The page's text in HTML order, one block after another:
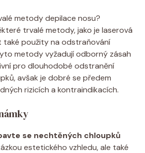
metody depilace nosu?
trvalé metody, jako je laserová
také použity na odstraňování
metody vyžadují odborný zásah
pro dlouhodobé odstranění
avšak je dobré se předem
rizicích a kontraindikacích.
se nechtěných chloupků
estetického vzhledu, ale také